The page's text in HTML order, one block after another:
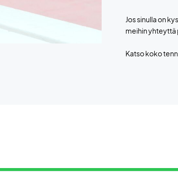
Jos sinulla on
meihin yhteyttä
Katso koko